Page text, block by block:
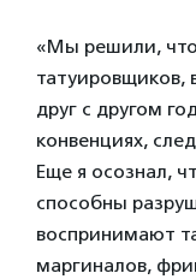
«Мы решили,
татуировщиков,
друг с другом
конвенциях,
Еще я осознал,
способны
воспринимают
маргиналов,